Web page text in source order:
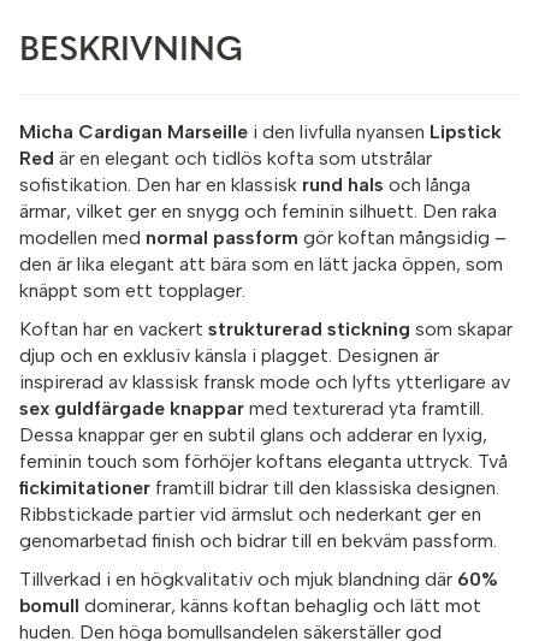
BESKRIVNING
Micha Cardigan Marseille i den livfulla nyansen Lipstick
Red är en elegant och tidlös kofta som utstrålar
sofistikation. Den har en klassisk rund hals och långa
ärmar, vilket ger en snygg och feminin silhuett. Den raka
modellen med normal passform gör koftan mångsidig –
den är lika elegant att bära som en lätt jacka öppen, som
knäppt som ett topplager.
Koftan har en vackert strukturerad stickning som skapar
djup och en exklusiv känsla i plagget. Designen är
inspirerad av klassisk fransk mode och lyfts ytterligare av
sex guldfärgade knappar med texturerad yta framtill.
Dessa knappar ger en subtil glans och adderar en lyxig,
feminin touch som förhöjer koftans eleganta uttryck. Två
fickimitationer framtill bidrar till den klassiska designen.
Ribbstickade partier vid ärmslut och nederkant ger en
genomarbetad finish och bidrar till en bekväm passform.
Tillverkad i en högkvalitativ och mjuk blandning där 60%
bomull dominerar, känns koftan behaglig och lätt mot
huden. Den höga bomullsandelen säkerställer god